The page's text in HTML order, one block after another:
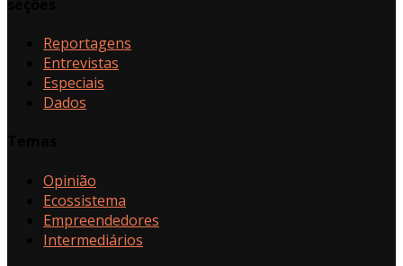
Reportagens
Entrevistas
Especiais
Dados
Opinião
Ecossistema
Empreendedores
Intermediários